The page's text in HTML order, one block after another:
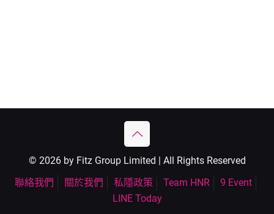
© 2026 by Fitz Group Limited | All Rights Reserved
聯絡我們
關於我們 私隱政策 Team HNR
9 Event
LINE Today